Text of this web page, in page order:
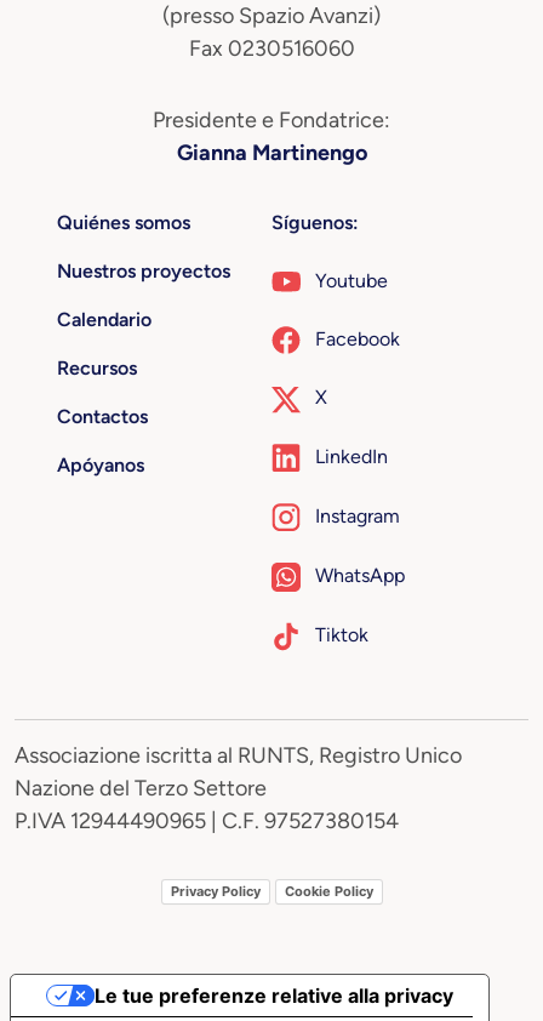
(presso Spazio Avanzi)
Fax 0230516060
Presidente e Fondatrice:
Gianna Martinengo
Quiénes somos
Nuestros proyectos
Calendario
Recursos
Contactos
Apóyanos
Síguenos:
Youtube
Facebook
X
LinkedIn
Instagram
WhatsApp
Tiktok
Associazione iscritta al RUNTS, Registro Unico
Nazione del Terzo Settore
P.IVA 12944490965 | C.F. 97527380154
Privacy Policy Cookie Policy
Le tue preferenze relative alla privacy